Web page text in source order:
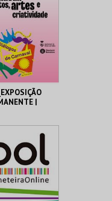
MAIS INFO
COMPRAR
|
INFO
COMPRAR